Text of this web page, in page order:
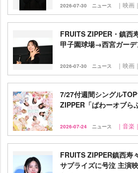
2026-07-30 ニュース ｜映画｜
FRUITS ZIPPER・鎮西
甲子園球場→西宮ガー
2026-07-30 ニュース ｜映画｜
7/27付週間シングル
ZIPPER「ぱわーオブら
2026-07-24 ニュース ｜音楽｜
FRUITS ZIPPER鎮西寿
サプライズに号泣 主演